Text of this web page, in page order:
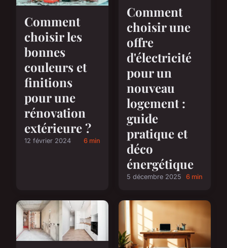
Comment
choisir les
bonnes
couleurs et
finitions
pour une
rénovation
extérieure ?
12 février 2024 6 min
Comment
choisir une
offre
d'électricité
pour un
nouveau
logement :
guide
pratique et
déco
énergétique
5 décembre 2025 6 min